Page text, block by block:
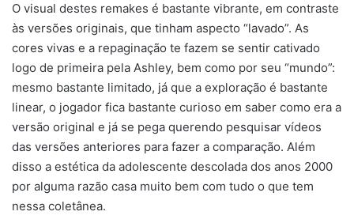
O visual destes remakes é bastante vibrante, em contraste
às versões originais, que tinham aspecto “lavado”. As
cores vivas e a repaginação te fazem se sentir cativado
logo de primeira pela Ashley, bem como por seu “mundo”:
mesmo bastante limitado, já que a exploração é bastante
linear, o jogador fica bastante curioso em saber como era a
versão original e já se pega querendo pesquisar vídeos
das versões anteriores para fazer a comparação. Além
disso a estética da adolescente descolada dos anos 2000
por alguma razão casa muito bem com tudo o que tem
nessa coletânea.